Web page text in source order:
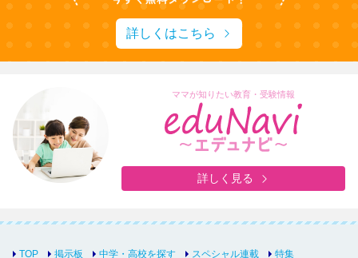
詳しくはこちら
ママが知りたい教育・受験情報
詳しく見る
TOP 掲示板 中学・高校を探す スペシャル連載 特集